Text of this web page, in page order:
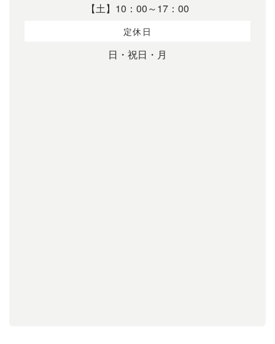
【土】10：00～17：00
定休日
日・祝日・月